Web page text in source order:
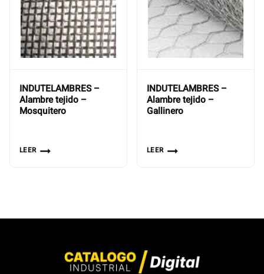
INDUTELAMBRES –
Alambre tejido –
Mosquitero
LEER
INDUTELAMBRES –
Alambre tejido –
Gallinero
LEER